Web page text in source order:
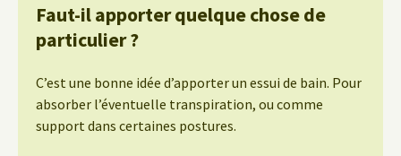
Faut-il apporter quelque chose de
particulier ?
C’est une bonne idée d’apporter un essui de bain. Pour
absorber l’éventuelle transpiration, ou comme
support dans certaines postures.